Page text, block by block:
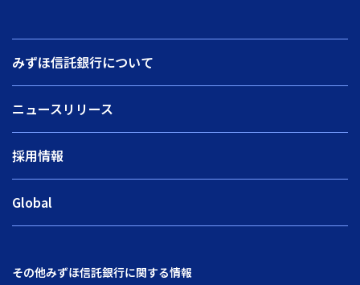
みずほ信託銀行について
ニュースリリース
採用情報
Global
その他みずほ信託銀行に関する情報